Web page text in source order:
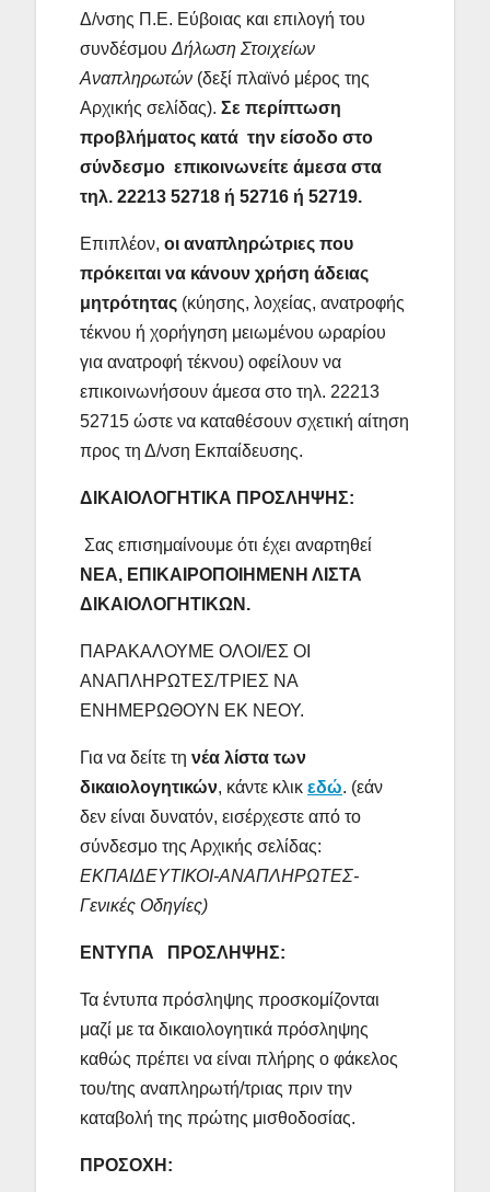
Δ/νσης Π.Ε. Εύβοιας και επιλογή του
συνδέσμου Δήλωση Στοιχείων
Αναπληρωτών (δεξί πλαϊνό μέρος της
Αρχικής σελίδας). Σε περίπτωση
προβλήματος κατά την είσοδο στο
σύνδεσμο επικοινωνείτε άμεσα στα
τηλ. 22213 52718 ή 52716 ή 52719.
Επιπλέον, οι αναπληρώτριες που
πρόκειται να κάνουν χρήση άδειας
μητρότητας (κύησης, λοχείας, ανατροφής
τέκνου ή χορήγηση μειωμένου ωραρίου
για ανατροφή τέκνου) οφείλουν να
επικοινωνήσουν άμεσα στο τηλ. 22213
52715 ώστε να καταθέσουν σχετική αίτηση
προς τη Δ/νση Εκπαίδευσης.
ΔΙΚΑΙΟΛΟΓΗΤΙΚΑ ΠΡΟΣΛΗΨΗΣ:
Σας επισημαίνουμε ότι έχει αναρτηθεί
ΝΕΑ, ΕΠΙΚΑΙΡΟΠΟΙΗΜΕΝΗ ΛΙΣΤΑ
ΔΙΚΑΙΟΛΟΓΗΤΙΚΩΝ.
ΠΑΡΑΚΑΛΟΥΜΕ ΟΛΟΙ/ΕΣ ΟΙ
ΑΝΑΠΛΗΡΩΤΕΣ/ΤΡΙΕΣ ΝΑ
ΕΝΗΜΕΡΩΘΟΥΝ ΕΚ ΝΕΟΥ.
Για να δείτε τη νέα λίστα των
δικαιολογητικών, κάντε κλικ εδώ. (εάν
δεν είναι δυνατόν, εισέρχεστε από το
σύνδεσμο της Αρχικής σελίδας:
ΕΚΠΑΙΔΕΥΤΙΚΟΙ-ΑΝΑΠΛΗΡΩΤΕΣ-
Γενικές Οδηγίες)
ΕΝΤΥΠΑ ΠΡΟΣΛΗΨΗΣ:
Τα έντυπα πρόσληψης προσκομίζονται
μαζί με τα δικαιολογητικά πρόσληψης
καθώς πρέπει να είναι πλήρης ο φάκελος
του/της αναπληρωτή/τριας πριν την
καταβολή της πρώτης μισθοδοσίας.
ΠΡΟΣΟΧΗ: